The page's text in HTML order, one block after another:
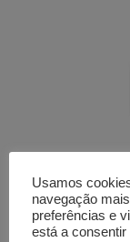
JMS
2
Usamos
navegação
preferências e
está a